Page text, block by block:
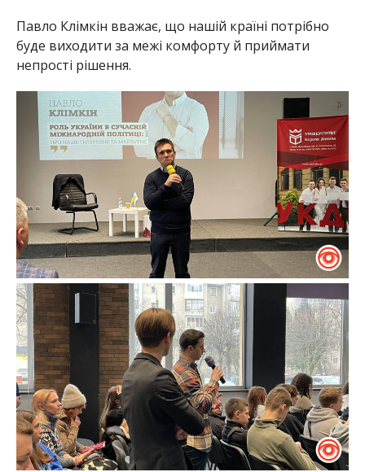
Павло Клімкін вважає, що нашій країні потрібно
буде виходити за межі комфорту й приймати
непрості рішення.